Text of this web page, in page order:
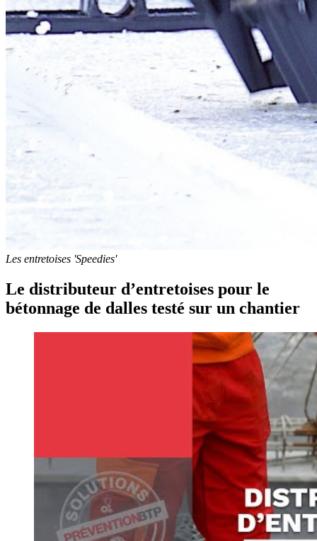
Les entretoises 'Speedies'
Le distributeur d’entretoises pour le
bétonnage de dalles testé sur un chantier